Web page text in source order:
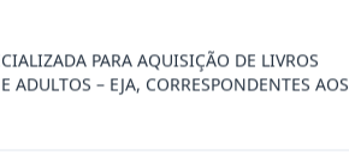
DE EMP
PARA AQUISIÇÃO DE LIVROS
ADULTOS – EJA, CORRESPONDENTES AOS